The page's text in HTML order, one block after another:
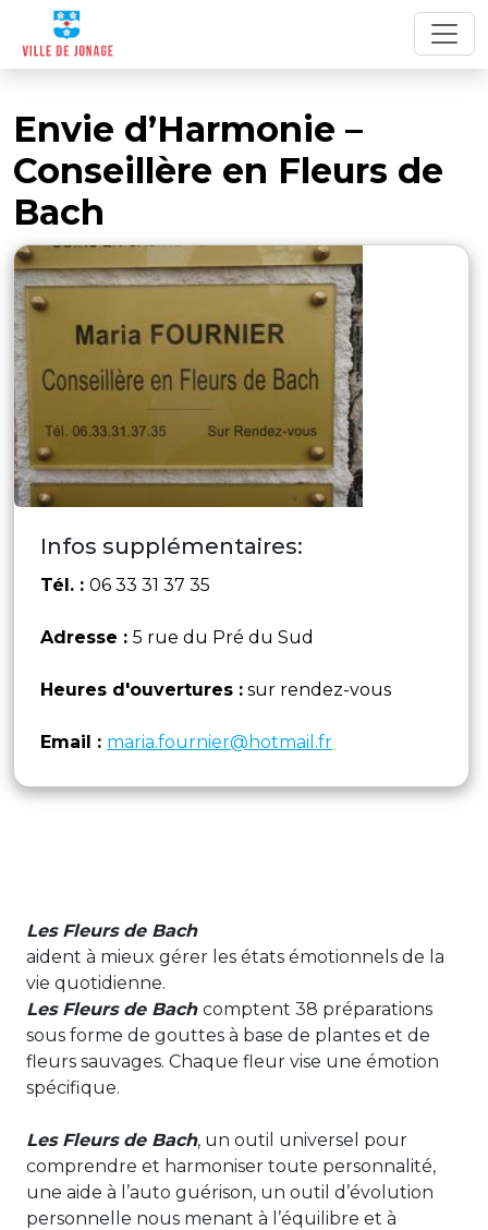
Envie d’Harmonie –
Conseillère en Fleurs de
Bach
Infos supplémentaires:
Tél. : 06 33 31 37 35
Adresse : 5 rue du Pré du Sud
Heures d'ouvertures : sur rendez-vous
Email : maria.fournier@hotmail.fr
Les Fleurs de Bach
aident à mieux gérer les états émotionnels de la
vie quotidienne.
Les Fleurs de Bach comptent 38 préparations
sous forme de gouttes à base de plantes et de
fleurs sauvages. Chaque fleur vise une émotion
spécifique.
Les Fleurs de Bach, un outil universel pour
comprendre et harmoniser toute personnalité,
une aide à l’auto guérison, un outil d’évolution
personnelle nous menant à l’équilibre et à